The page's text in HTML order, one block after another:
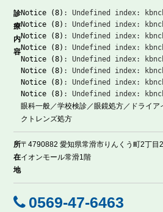
診
療
内
容
Notice (8) : Undefined index:
Notice (8) : Undefined index:
Notice (8) : Undefined index:
Notice (8) : Undefined index:
Notice (8) : Undefined index:
Notice (8) : Undefined index:
Notice (8) : Undefined index:
Notice (8) : Undefined index:
眼科一般／学校検診／眼鏡処方／ドライ
クトレンズ処方
所
在
地
〒4790882 愛知県常滑市りんくう町2丁目
イオンモール常滑1階
0569-47-6463